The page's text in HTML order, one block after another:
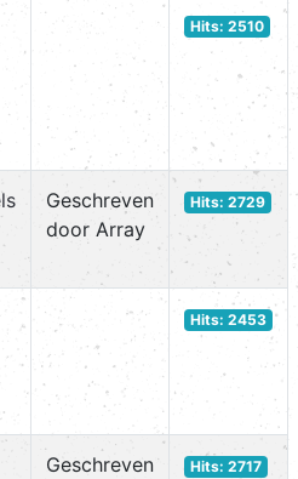
Hits: 2510
Geschreven
door Array
Hits: 2729
Hits: 2453
Geschreven
Hits: 2717